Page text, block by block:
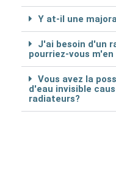
Y at-il une
J'ai besoin d'un
pourriez-vous
Vous avez la
d'eau invisible
radiateurs?